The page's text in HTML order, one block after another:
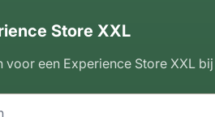
Store XXL
voor een Experience Store XXL